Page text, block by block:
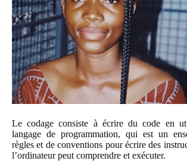
Le codage consiste à écrire du code en
langage de programmation, qui est un
règles et de conventions pour écrire des
l’ordinateur peut comprendre et exécuter.